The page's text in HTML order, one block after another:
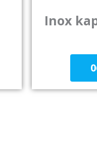
Inox